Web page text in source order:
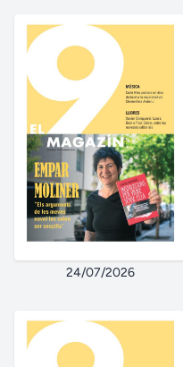
24/07/2026